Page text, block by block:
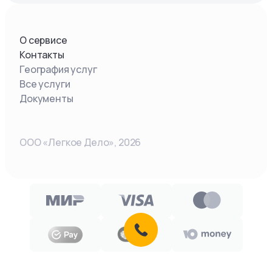
О сервисе
Контакты
География услуг
Все услуги
Документы
ООО «Легкое Дело», 2026